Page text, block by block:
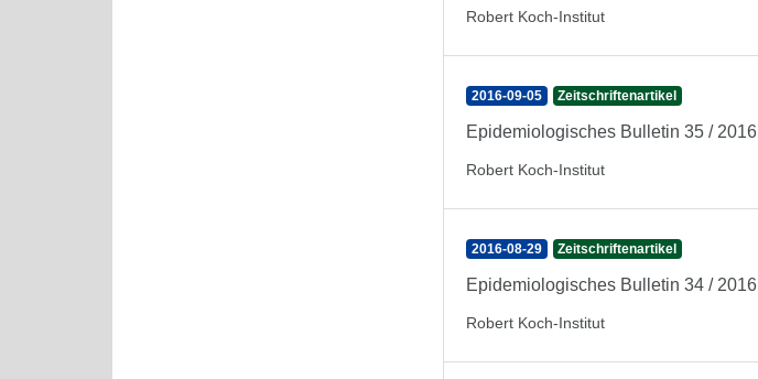
Robert Koch-Institut
2016-09-05 Zeitschriftenartikel
Epidemiologisches Bulletin 35 / 2016
Robert Koch-Institut
2016-08-29 Zeitschriftenartikel
Epidemiologisches Bulletin 34 / 2016
Robert Koch-Institut